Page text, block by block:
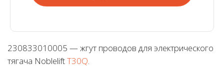
230833010005 — жгут проводов для электрического
тягача NobleliftT30Q